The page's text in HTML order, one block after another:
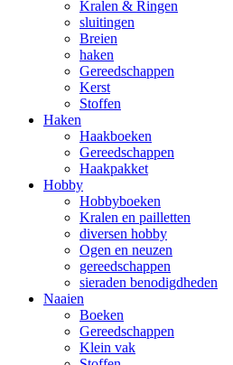
Kralen & Ringen
sluitingen
Breien
haken
Gereedschappen
Kerst
Stoffen
Haken
Haakboeken
Gereedschappen
Haakpakket
Hobby
Hobbyboeken
Kralen en pailletten
diversen hobby
Ogen en neuzen
gereedschappen
sieraden benodigdheden
Naaien
Boeken
Gereedschappen
Klein vak